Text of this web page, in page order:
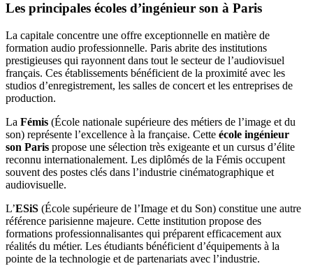
Les principales écoles d’ingénieur son à Paris
La capitale concentre une offre exceptionnelle en matière de
formation audio professionnelle. Paris abrite des institutions
prestigieuses qui rayonnent dans tout le secteur de l’audiovisuel
français. Ces établissements bénéficient de la proximité avec les
studios d’enregistrement, les salles de concert et les entreprises de
production.
La Fémis (École nationale supérieure des métiers de l’image et du
son) représente l’excellence à la française. Cette école ingénieur
son Paris propose une sélection très exigeante et un cursus d’élite
reconnu internationalement. Les diplômés de la Fémis occupent
souvent des postes clés dans l’industrie cinématographique et
audiovisuelle.
L’ESiS (École supérieure de l’Image et du Son) constitue une autre
référence parisienne majeure. Cette institution propose des
formations professionnalisantes qui préparent efficacement aux
réalités du métier. Les étudiants bénéficient d’équipements à la
pointe de la technologie et de partenariats avec l’industrie.